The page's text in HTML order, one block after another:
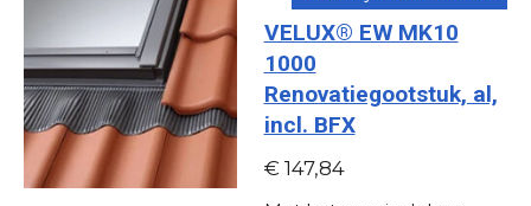
VELUX® EW MK10
1000
Renovatiegootstuk, al,
incl. BFX
€ 147,84